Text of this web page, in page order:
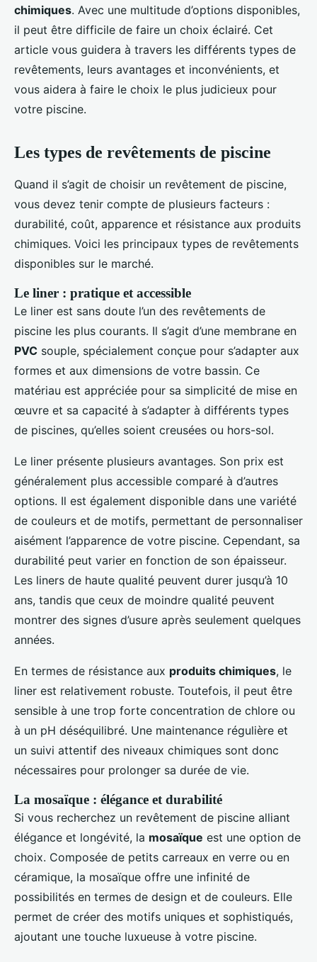
chimiques. Avec une multitude d’options disponibles,
il peut être difficile de faire un choix éclairé. Cet
article vous guidera à travers les différents types de
revêtements, leurs avantages et inconvénients, et
vous aidera à faire le choix le plus judicieux pour
votre piscine.
Les types de revêtements de piscine
Quand il s’agit de choisir un revêtement de piscine,
vous devez tenir compte de plusieurs facteurs :
durabilité, coût, apparence et résistance aux produits
chimiques. Voici les principaux types de revêtements
disponibles sur le marché.
Le liner : pratique et accessible
Le liner est sans doute l’un des revêtements de
piscine les plus courants. Il s’agit d’une membrane en
PVC souple, spécialement conçue pour s’adapter aux
formes et aux dimensions de votre bassin. Ce
matériau est appréciée pour sa simplicité de mise en
œuvre et sa capacité à s’adapter à différents types
de piscines, qu’elles soient creusées ou hors-sol.
Le liner présente plusieurs avantages. Son prix est
généralement plus accessible comparé à d’autres
options. Il est également disponible dans une variété
de couleurs et de motifs, permettant de personnaliser
aisément l’apparence de votre piscine. Cependant, sa
durabilité peut varier en fonction de son épaisseur.
Les liners de haute qualité peuvent durer jusqu’à 10
ans, tandis que ceux de moindre qualité peuvent
montrer des signes d’usure après seulement quelques
années.
En termes de résistance aux produits chimiques, le
liner est relativement robuste. Toutefois, il peut être
sensible à une trop forte concentration de chlore ou
à un pH déséquilibré. Une maintenance régulière et
un suivi attentif des niveaux chimiques sont donc
nécessaires pour prolonger sa durée de vie.
La mosaïque : élégance et durabilité
Si vous recherchez un revêtement de piscine alliant
élégance et longévité, la mosaïque est une option de
choix. Composée de petits carreaux en verre ou en
céramique, la mosaïque offre une infinité de
possibilités en termes de design et de couleurs. Elle
permet de créer des motifs uniques et sophistiqués,
ajoutant une touche luxueuse à votre piscine.